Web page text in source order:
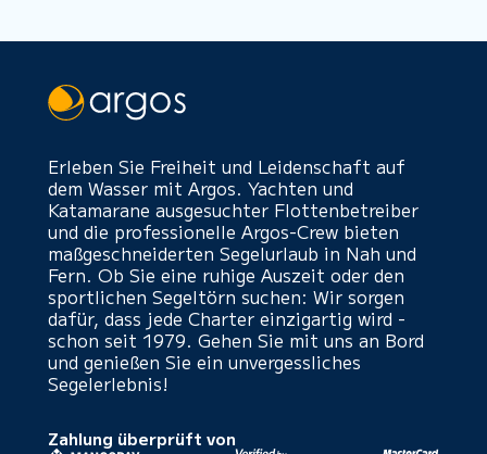
Erleben Sie Freiheit und Leidenschaft auf
dem Wasser mit Argos. Yachten und
Katamarane ausgesuchter Flottenbetreiber
und die professionelle Argos-Crew bieten
maßgeschneiderten Segelurlaub in Nah und
Fern. Ob Sie eine ruhige Auszeit oder den
sportlichen Segeltörn suchen: Wir sorgen
dafür, dass jede Charter einzigartig wird -
schon seit 1979. Gehen Sie mit uns an Bord
und genießen Sie ein unvergessliches
Segelerlebnis!
Zahlung überprüft von